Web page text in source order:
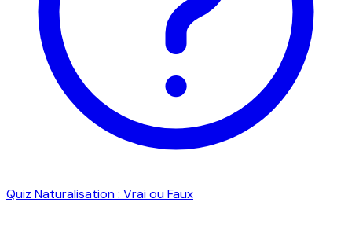
Quiz Naturalisation : Vrai ou Faux